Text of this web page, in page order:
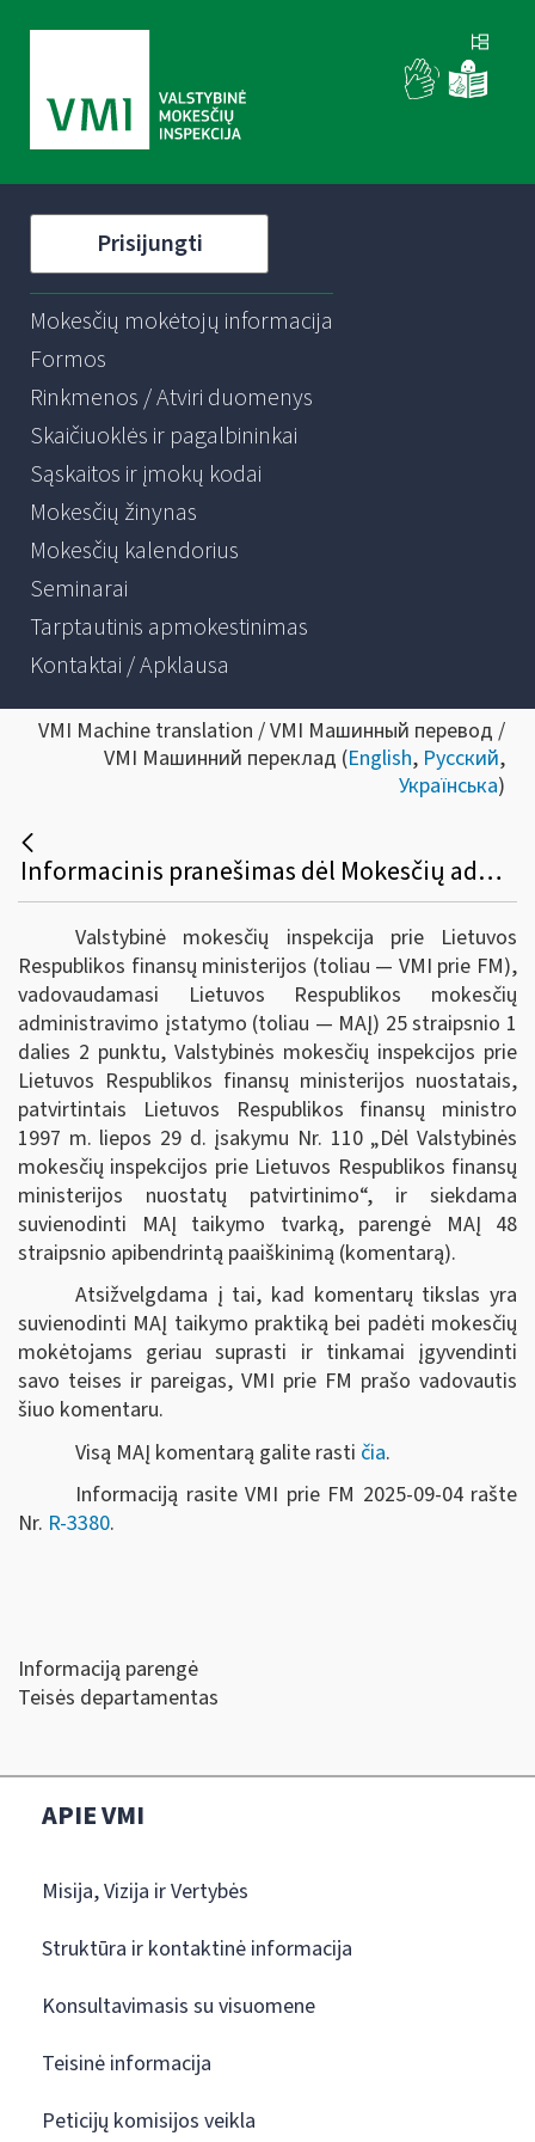
Prisijungti
Mokesčių mokėtojų informacija
Formos
Rinkmenos / Atviri duomenys
Skaičiuoklės ir pagalbininkai
Sąskaitos ir įmokų kodai
Mokesčių žinynas
Mokesčių kalendorius
Seminarai
Tarptautinis apmokestinimas
Kontaktai / Apklausa
VMI Machine translation / VMI Машинный перевод /
VMI Машинний переклад (English, Русский,
Українська)
Informacinis pranešimas dėl Mokesčių administravimo įstatymo 48 straipsnio apibendrinto paaiškinimo (komentaro)
Valstybinė mokesčių inspekcija prie Lietuvos
Respublikos finansų ministerijos (toliau — VMI prie FM),
vadovaudamasi Lietuvos Respublikos mokesčių
administravimo įstatymo (toliau — MAĮ) 25 straipsnio 1
dalies 2 punktu, Valstybinės mokesčių inspekcijos prie
Lietuvos Respublikos finansų ministerijos nuostatais,
patvirtintais Lietuvos Respublikos finansų ministro
1997 m. liepos 29 d. įsakymu Nr. 110 „Dėl Valstybinės
mokesčių inspekcijos prie Lietuvos Respublikos finansų
ministerijos nuostatų patvirtinimo“, ir siekdama
suvienodinti MAĮ taikymo tvarką, parengė MAĮ 48
straipsnio apibendrintą paaiškinimą (komentarą).
Atsižvelgdama į tai, kad komentarų tikslas yra
suvienodinti MAĮ taikymo praktiką bei padėti mokesčių
mokėtojams geriau suprasti ir tinkamai įgyvendinti
savo teises ir pareigas, VMI prie FM prašo vadovautis
šiuo komentaru.
Visą MAĮ komentarą galite rasti čia.
Informaciją rasite VMI prie FM 2025-09-04 rašte
Nr. R-3380.
Informaciją parengė
Teisės departamentas
APIE VMI
Misija, Vizija ir Vertybės
Struktūra ir kontaktinė informacija
Konsultavimasis su visuomene
Teisinė informacija
Peticijų komisijos veikla